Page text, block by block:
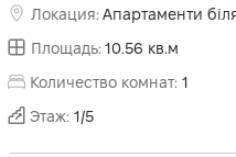
Локация: Апартаменти
Площадь: 10.56 кв.м
Количество комнат: 1
Этаж: 1/5